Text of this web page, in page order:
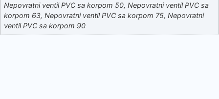
Nepovratni ventil PVC sa korpom 50, Nepovratni ventil PVC sa
korpom 63, Nepovratni ventil PVC sa korpom 75, Nepovratni
ventil PVC sa korpom 90